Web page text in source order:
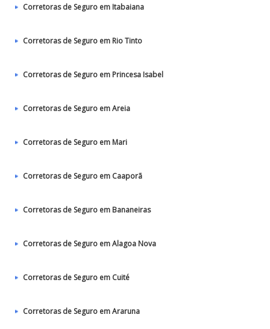
Corretoras de Seguro em Itabaiana
Corretoras de Seguro em Rio Tinto
Corretoras de Seguro em Princesa Isabel
Corretoras de Seguro em Areia
Corretoras de Seguro em Mari
Corretoras de Seguro em Caaporã
Corretoras de Seguro em Bananeiras
Corretoras de Seguro em Alagoa Nova
Corretoras de Seguro em Cuité
Corretoras de Seguro em Araruna